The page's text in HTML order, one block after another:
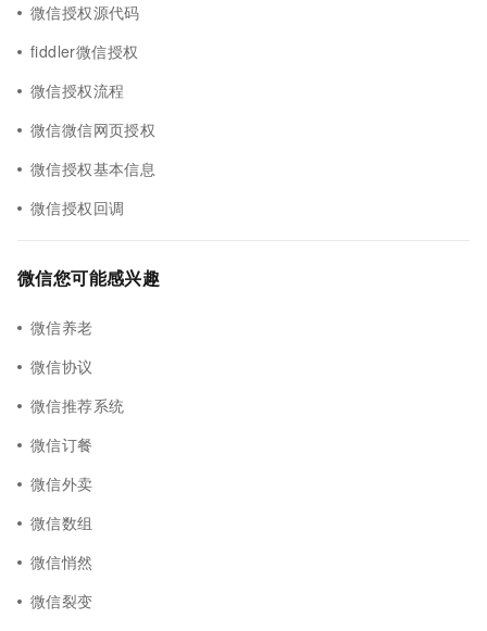
微信授权源代码
fiddler微信授权
微信授权流程
微信微信网页授权
微信授权基本信息
微信授权回调
微信您可能感兴趣
微信养老
微信协议
微信推荐系统
微信订餐
微信外卖
微信数组
微信悄然
微信裂变